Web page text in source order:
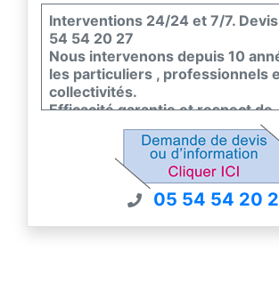
Interventions 24/24 et 7/7.
54 54 20 27
Nous intervenons depuis 10
les particuliers , professionnels
collectivités.
Efficacité garantie et respect de
l'environnement et de la faune et
Nous sommes certifiés
certibiocide et nous sommes
contrat d'assurance pour nos
05 54 54 20